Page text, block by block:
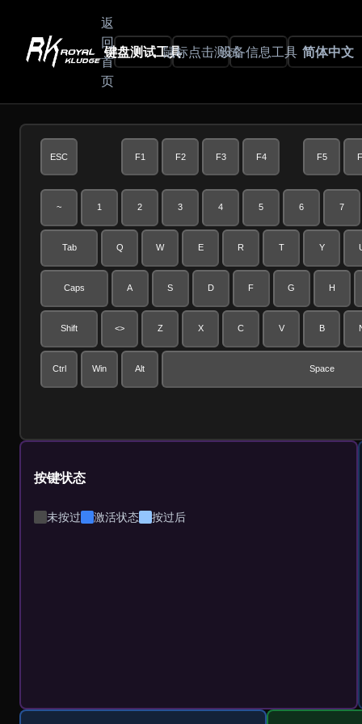
返
回
首
页
键盘测试工具鼠标点击测试设备信息工具 简体中文
ESC F1 F2 F3 F4 F5
~ 1 2 3 4 5 6 7
Tab Q W E R T Y
Caps A S D F G H
Shift <> Z X C V B
Ctrl Win Alt Space
按键状态
未按过 激活状态 按过后